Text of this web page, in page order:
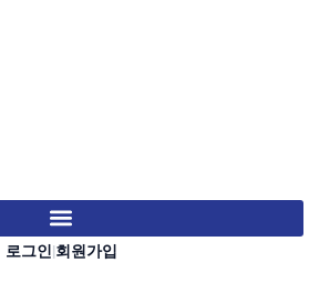
로그인 회원가입